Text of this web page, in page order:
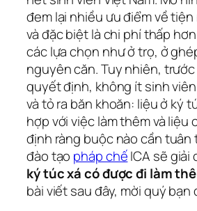
đem lại nhiều ưu điểm về
và đặc biệt là chi phí thấp
các lựa chọn như ở trọ, ở
nguyên căn. Tuy nhiên, trước
quyết định, không ít sinh
và tỏ ra băn khoăn: liệu ở ký
hợp với việc làm thêm và liệu
định ràng buộc nào cần tuân
đào tạo pháp chếICA sẽ giải
ký túc xá có được đi làm
bài viết sau đây, mời quý bạn